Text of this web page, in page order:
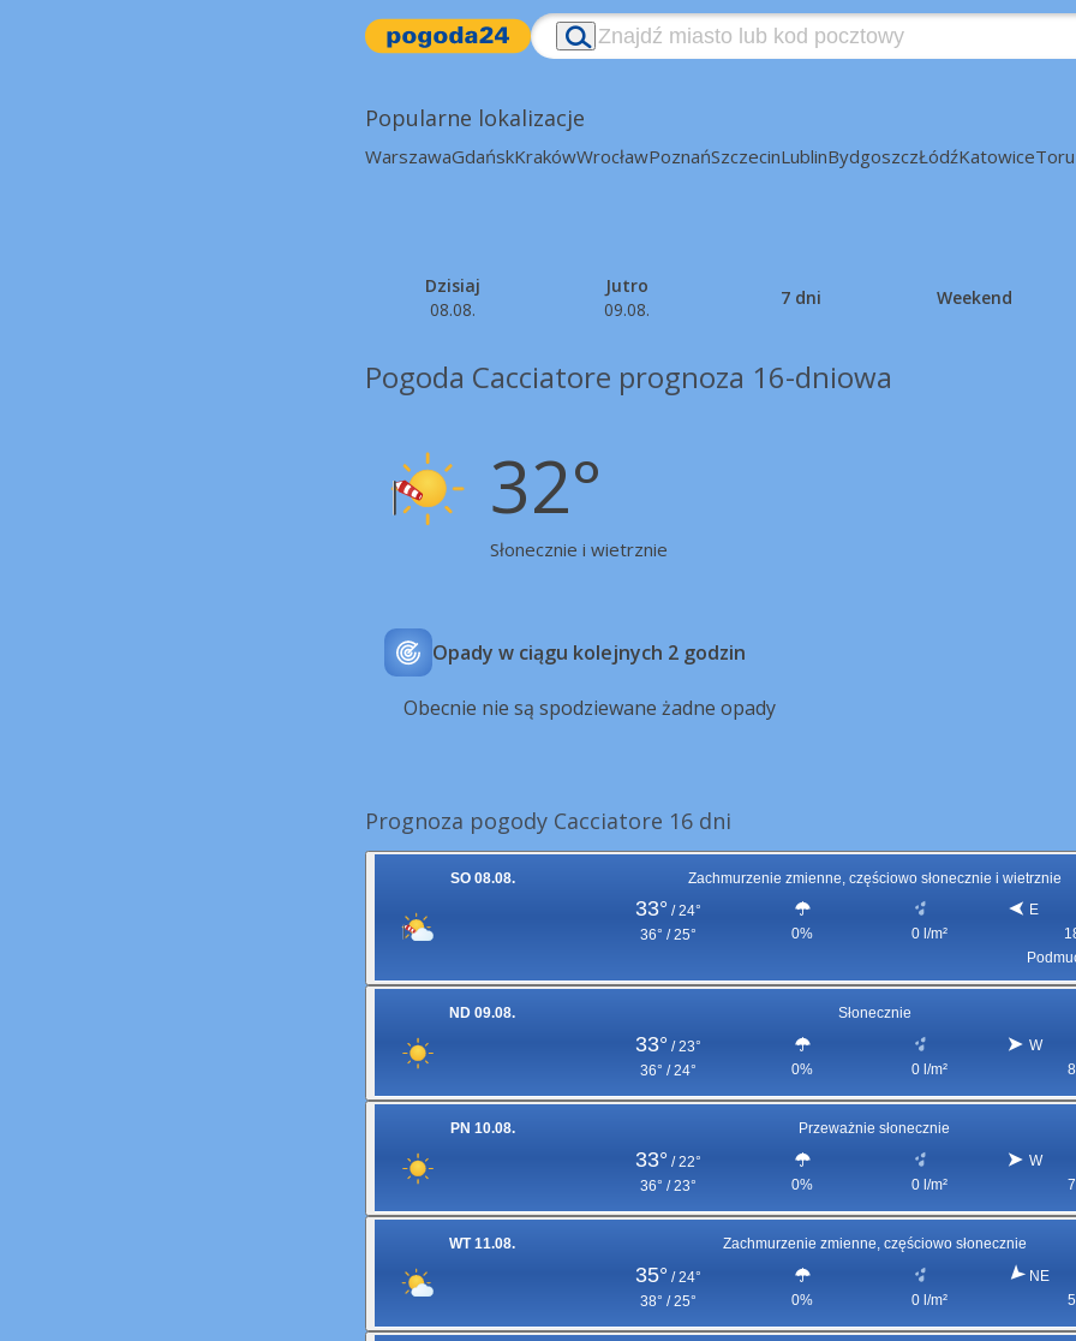
Popularne lokalizacje
WarszawaGdańskKrakówWrocławPoznańSzczecinLublinBydgoszczŁódźKatowice
Dzisiaj
08.08.
Jutro
09.08.
7 dni Weekend
Pogoda Cacciatore prognoza 16-dniowa
32°
Słonecznie i wietrznie
Opady w ciągu kolejnych 2 godzin
Obecnie nie są spodziewane żadne opady
Prognoza pogody Cacciatore 16 dni
SO 08.08. Zachmurzenie zmienne, częściowo słonecznie i wietrznie
33° / 24°
36° / 25°
0% 0 l/m²
E
ND 09.08. Słonecznie
33° / 23°
36° / 24°
0% 0 l/m²
W
PN 10.08. Przeważnie słonecznie
33° / 22°
36° / 23°
0% 0 l/m²
W
WT 11.08. Zachmurzenie zmienne, częściowo słonecznie
35° / 24°
38° / 25°
0% 0 l/m²
NE